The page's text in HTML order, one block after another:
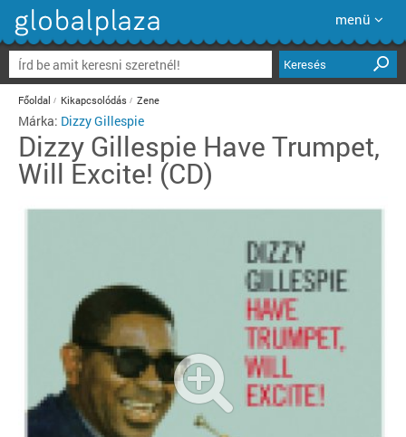
menü
Keresés
Főoldal Kikapcsolódás Zene
Márka: Dizzy Gillespie
Dizzy Gillespie Have Trumpet,
Will Excite! (CD)